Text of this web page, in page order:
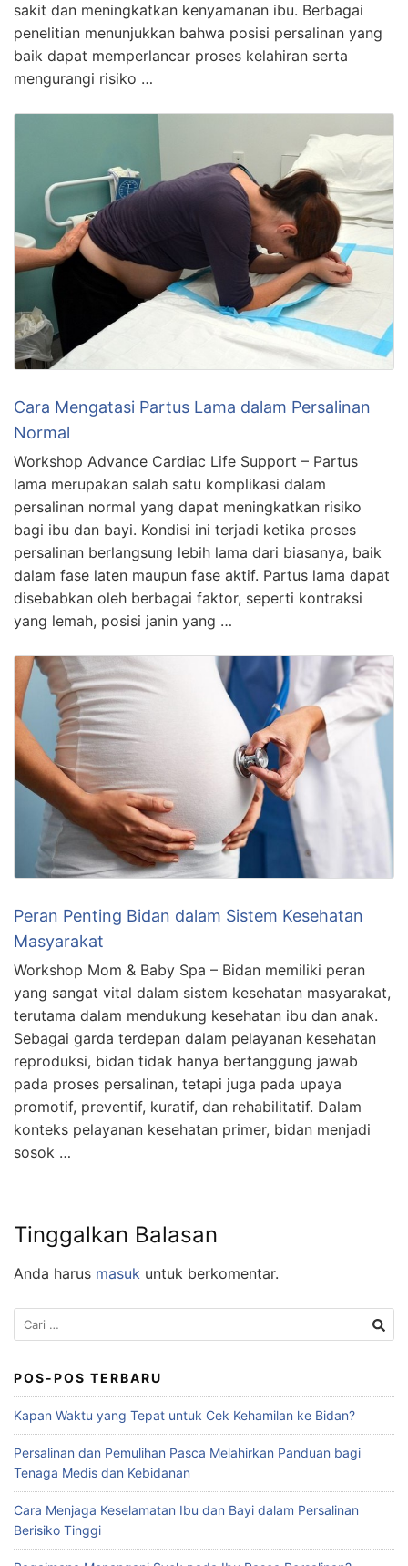
sakit dan meningkatkan kenyamanan ibu. Berbagai
penelitian menunjukkan bahwa posisi persalinan yang
baik dapat memperlancar proses kelahiran serta
mengurangi risiko …
Cara Mengatasi Partus Lama dalam Persalinan
Normal
Workshop Advance Cardiac Life Support – Partus
lama merupakan salah satu komplikasi dalam
persalinan normal yang dapat meningkatkan risiko
bagi ibu dan bayi. Kondisi ini terjadi ketika proses
persalinan berlangsung lebih lama dari biasanya, baik
dalam fase laten maupun fase aktif. Partus lama dapat
disebabkan oleh berbagai faktor, seperti kontraksi
yang lemah, posisi janin yang …
Peran Penting Bidan dalam Sistem Kesehatan
Masyarakat
Workshop Mom & Baby Spa – Bidan memiliki peran
yang sangat vital dalam sistem kesehatan masyarakat,
terutama dalam mendukung kesehatan ibu dan anak.
Sebagai garda terdepan dalam pelayanan kesehatan
reproduksi, bidan tidak hanya bertanggung jawab
pada proses persalinan, tetapi juga pada upaya
promotif, preventif, kuratif, dan rehabilitatif. Dalam
konteks pelayanan kesehatan primer, bidan menjadi
sosok …
Tinggalkan Balasan
Anda harus masuk untuk berkomentar.
POS-POS TERBARU
Kapan Waktu yang Tepat untuk Cek Kehamilan ke Bidan?
Persalinan dan Pemulihan Pasca Melahirkan Panduan bagi
Tenaga Medis dan Kebidanan
Cara Menjaga Keselamatan Ibu dan Bayi dalam Persalinan
Berisiko Tinggi